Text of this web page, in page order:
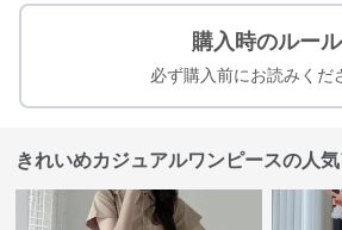
購入時のルール
必ず購入前にお読みくだ
きれいめカジュアルワンピースの人